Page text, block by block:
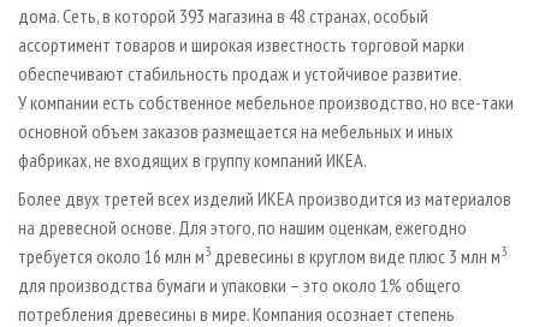
дома. Сеть, в которой 393 магазина в 48 странах, особый
ассортимент товаров и широкая известность торговой марки
обеспечивают стабильность продаж и устойчивое развитие.
У компании есть собственное мебельное производство, но все-таки
основной объем заказов размещается на мебельных и иных
фабриках, не входящих в группу компаний ИКЕА.
Более двух третей всех изделий ИКЕА производится из материалов
на древесной основе. Для этого, по нашим оценкам, ежегодно
требуется около 16 млн м3 древесины в круглом виде плюс 3 млн м3
для производства бумаги и упаковки – это около 1% общего
потребления древесины в мире. Компания осознает степень